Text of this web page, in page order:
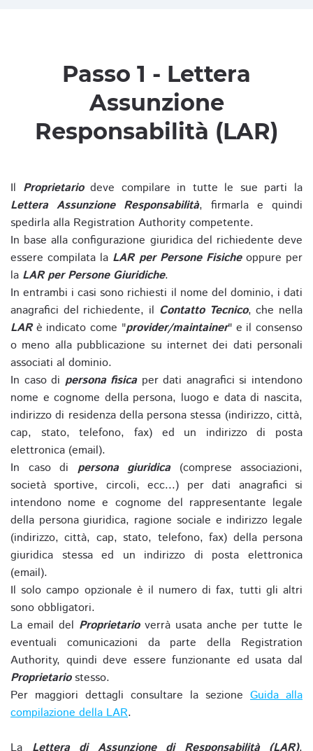
Passo 1 - Lettera
Assunzione
Responsabilità (LAR)
Il Proprietariodeve compilare in tutte le sue parti la
Lettera Assunzione Responsabilità, firmarla e quindi
spedirla alla Registration Authority competente.
In base alla configurazione giuridica del richiedente deve
essere compilata la LAR per Persone Fisicheoppure per
la LAR per Persone Giuridiche.
In entrambi i casi sono richiesti il nome del dominio, i dati
anagrafici del richiedente, il Contatto Tecnico, che nella
LARè indicato come "provider/maintainer" e il consenso
o meno alla pubblicazione su internet dei dati personali
associati al dominio.
In caso di persona fisicaper dati anagrafici si intendono
nome e cognome della persona, luogo e data di nascita,
indirizzo di residenza della persona stessa (indirizzo, città,
cap, stato, telefono, fax) ed un indirizzo di posta
elettronica (email).
In caso di persona giuridica(comprese associazioni,
società sportive, circoli, ecc...) per dati anagrafici si
intendono nome e cognome del rappresentante legale
della persona giuridica, ragione sociale e indirizzo legale
(indirizzo, città, cap, stato, telefono, fax) della persona
giuridica stessa ed un indirizzo di posta elettronica
(email).
Il solo campo opzionale è il numero di fax, tutti gli altri
sono obbligatori.
La email del Proprietarioverrà usata anche per tutte le
eventuali comunicazioni da parte della Registration
Authority, quindi deve essere funzionante ed usata dal
Proprietariostesso.
Per maggiori dettagli consultare la sezione Guida alla
compilazione della LAR.